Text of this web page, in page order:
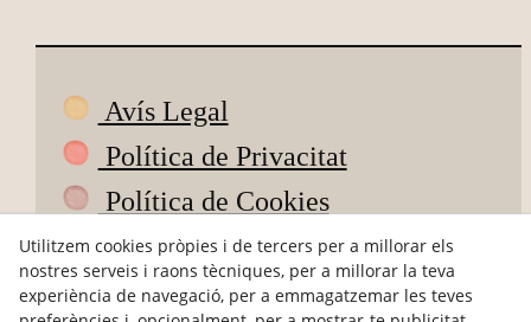
Avís Legal
Política de Privacitat
Política de Cookies
Condicions de Compra
Devolucions
Utilitzem cookies pròpies i de tercers per a millorar els
nostres serveis i raons tècniques, per a millorar la teva
experiència de navegació, per a emmagatzemar les teves